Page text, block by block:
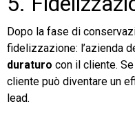
Dopo la fase di
fidelizzazione: l’azienda
duraturo con il cliente.
cliente può diventare un
lead.